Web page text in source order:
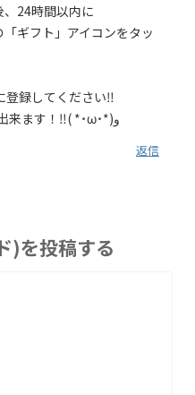
24時間以内に
ギフト」アイコンをタッ
登録してください‼️
③3000円報酬GET出来ます！‼️( *˙ω˙*)و
返信
)を投稿する